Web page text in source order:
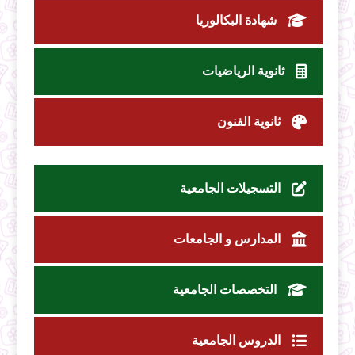
شهادة البكالوريا
ثانوية الرياضيات
ثانوية الفنون
التسجيلات الجامعية
المدارس و الجامعات
التخصصات الجامعية
الدروس الجامعية